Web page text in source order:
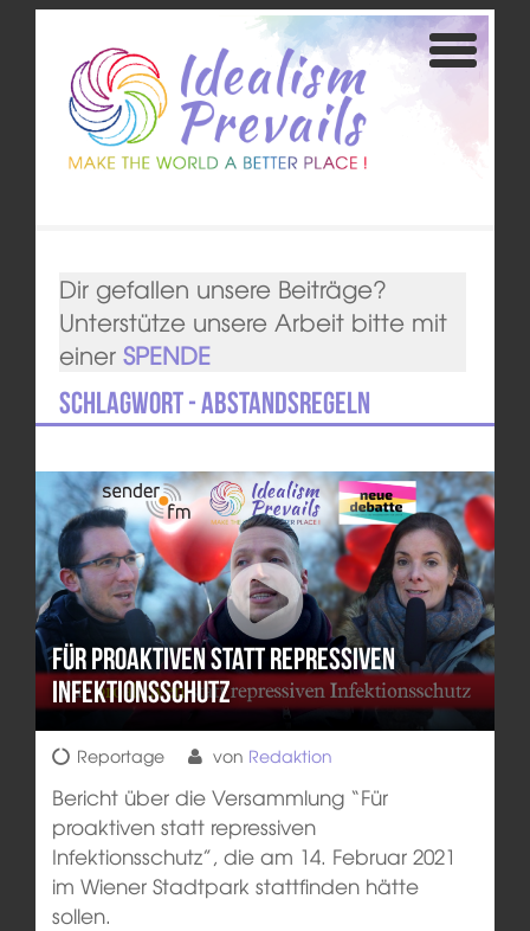
Dir gefallen unsere Beiträge?
Unterstütze unsere Arbeit bitte mit
einer SPENDE
Schlagwort - Abstandsregeln
Für proaktiven statt repressiven
Infektionsschutz
Reportage von Redaktion
Bericht über die Versammlung “Für
proaktiven statt repressiven
Infektionsschutz”, die am 14. Februar 2021
im Wiener Stadtpark stattfinden hätte
sollen.